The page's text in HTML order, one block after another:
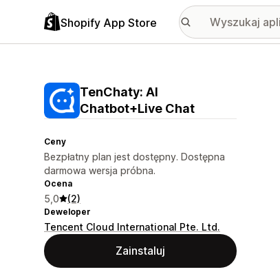
Shopify App Store
TenChaty: AI
Chatbot+Live Chat
Ceny
Bezpłatny plan jest dostępny. Dostępna
darmowa wersja próbna.
Ocena
5,0 (2)
Deweloper
Tencent Cloud International Pte. Ltd.
Zainstaluj